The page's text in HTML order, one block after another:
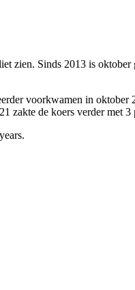
zien. Sinds 2013 is
voorkwamen in
zakte de koers verder met 3